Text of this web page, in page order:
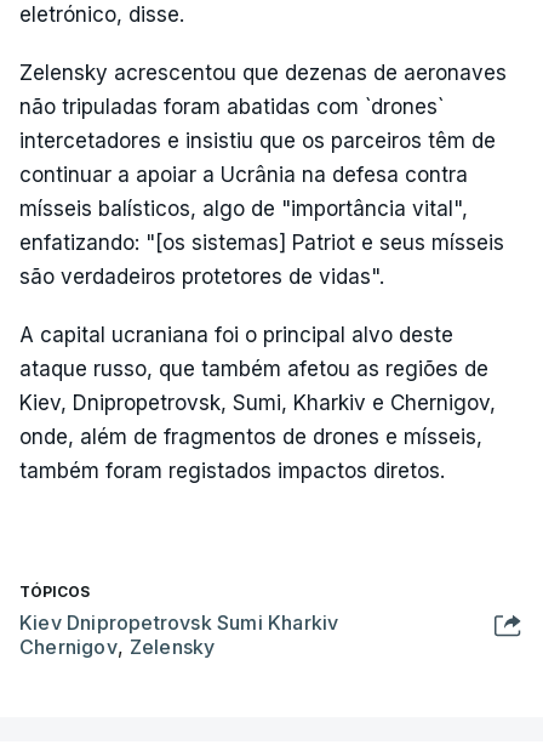
eletrónico, disse.
Zelensky acrescentou que dezenas de aeronaves
não tripuladas foram abatidas com `drones`
intercetadores e insistiu que os parceiros têm de
continuar a apoiar a Ucrânia na defesa contra
mísseis balísticos, algo de "importância vital",
enfatizando: "[os sistemas] Patriot e seus mísseis
são verdadeiros protetores de vidas".
A capital ucraniana foi o principal alvo deste
ataque russo, que também afetou as regiões de
Kiev, Dnipropetrovsk, Sumi, Kharkiv e Chernigov,
onde, além de fragmentos de drones e mísseis,
também foram registados impactos diretos.
TÓPICOS
Kiev Dnipropetrovsk Sumi Kharkiv
Chernigov, Zelensky